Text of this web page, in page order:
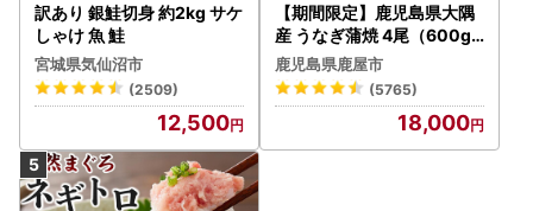
訳あり 銀鮭切身 約2kg サケ
しゃけ 魚 鮭
宮城県気仙沼市
(2509)
12,500
【期間限定】鹿児島県大隅
産 うなぎ蒲焼 4尾（600g
） KN007-004-04-cp18
うなぎ 鰻 魚 惣菜 総菜
鹿児島県鹿屋市
(5765)
18,000